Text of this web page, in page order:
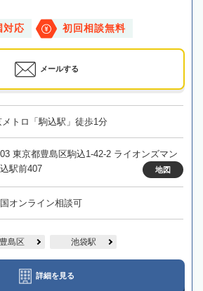
対応 初回相談無料
メールする
トロ「駒込駅」徒歩1分
東京都豊島区駒込1-42-2 ライオンズマン
駅前407
地図
オンライン相談可
豊島区 池袋駅
詳細を見る